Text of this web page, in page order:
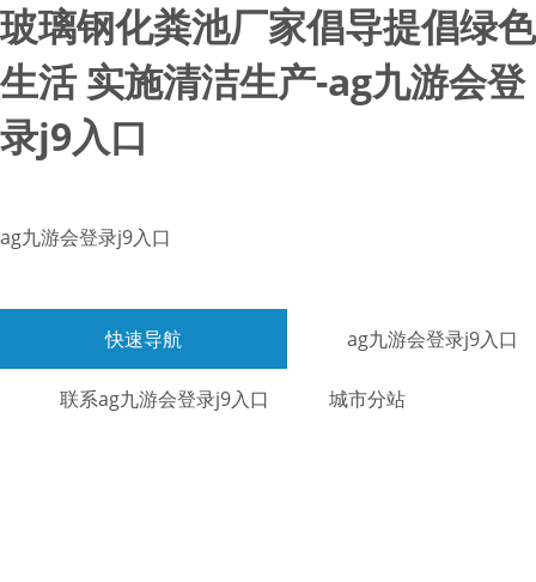
玻璃钢化粪池厂家倡导提倡绿色
生活 实施清洁生产-ag九游会登
录j9入口
ag九游会登录j9入口
快速导航 ag九游会登录j9入口
联系ag九游会登录j9入口 城市分站